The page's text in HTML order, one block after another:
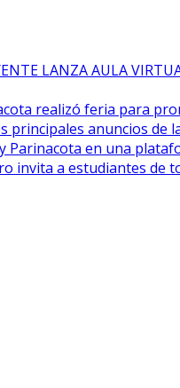
LANZA AULA
realizó feria para
principales anuncios de
Parinacota en una
invita a estudiantes